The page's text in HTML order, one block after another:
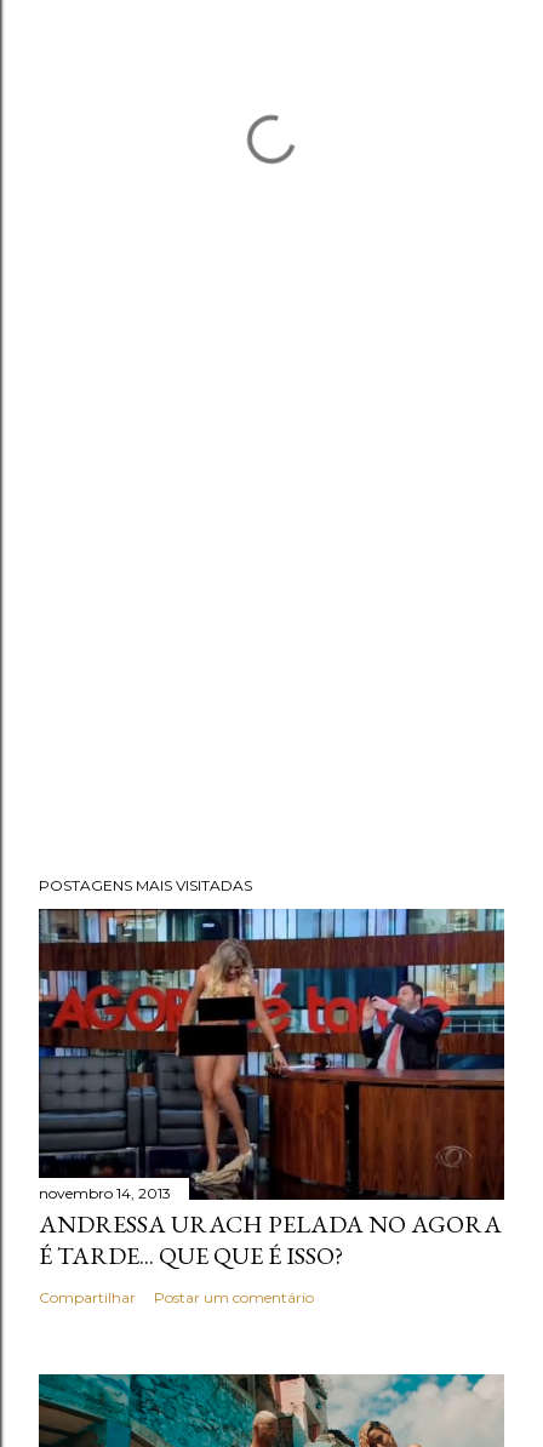
POSTAGENS MAIS VISITADAS
novembro 14, 2013
ANDRESSA URACH PELADA NO AGORA
É TARDE... QUE QUE É ISSO?
Compartilhar Postar um comentário